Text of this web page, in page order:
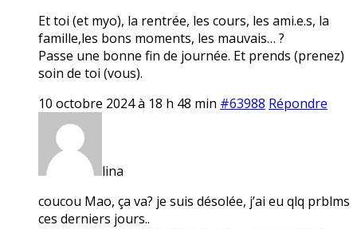
Et toi (et myo), la rentrée, les cours, les ami.e.s, la
famille,les bons moments, les mauvais… ?
Passe une bonne fin de journée. Et prends (prenez)
soin de toi (vous).
10 octobre 2024 à 18 h 48 min #63988 Répondre
lina
coucou Mao, ça va? je suis désolée, j’ai eu qlq prblms
ces derniers jours..